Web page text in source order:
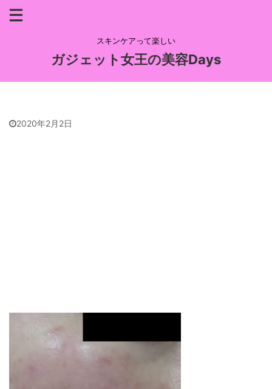
スキンケアって楽しい
ガジェット女王の美容Days
2020年2月2日